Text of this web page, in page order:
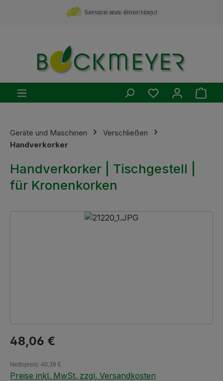
Zum Hauptinhalt springenkompetente Beratung
Service aus einer Hand
Du hast 0
Geräte und Maschinen
Verschließen
Handverkorker
Handverkorker | Tischgestell |
für Kronenkorken
Bildergalerie überspringen
Regulärer Preis:
48,06 €
Nettopreis: 40,39 €
Preise inkl. MwSt. zzgl. Versandkosten